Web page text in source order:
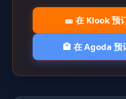
🎫 在 Klook 预
🏨 在 Agoda 预